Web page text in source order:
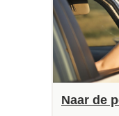
Naar de